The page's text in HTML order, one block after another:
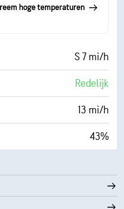
10 mi
hoge temperaturen
S 7 mi/h
Redelijk
13 mi/h
43%
0 (Donker)